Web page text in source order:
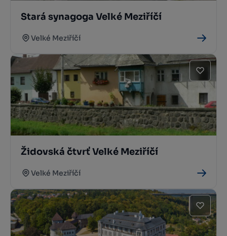
Stará synagoga Velké Meziříčí
Velké Meziříčí
Židovská čtvrť Velké Meziříčí
Velké Meziříčí